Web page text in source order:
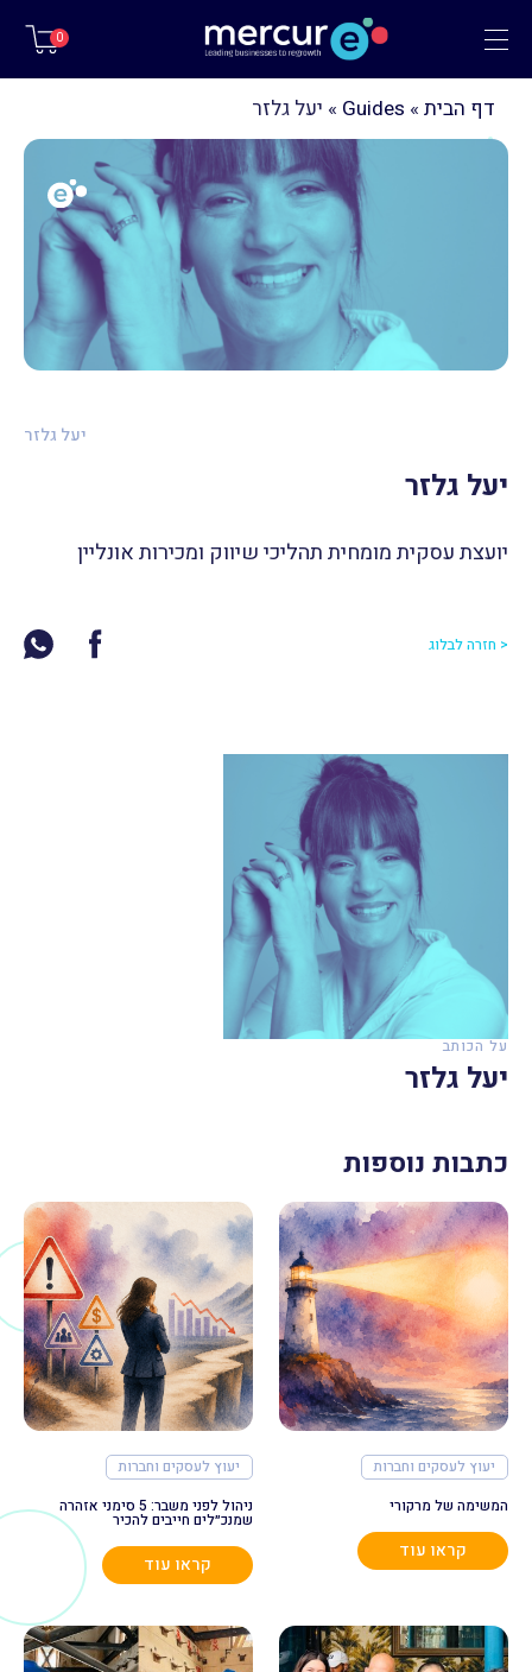
תפריט 0
דף הבית »
Guides
» יעל גלזר
יעל גלזר
יעל גלזר
יועצת עסקית מומחית תהליכי שיווק ומכירות אונליין
< חזרה לבלוג
על הכותב
יעל גלזר
כתבות נוספות
יעוץ לעסקים וחברות
המשימה של מרקורי
קראו עוד
יעוץ לעסקים וחברות
ניהול לפני משבר: 5 סימני אזהרה
שמנכ״לים חייבים להכיר
קראו עוד